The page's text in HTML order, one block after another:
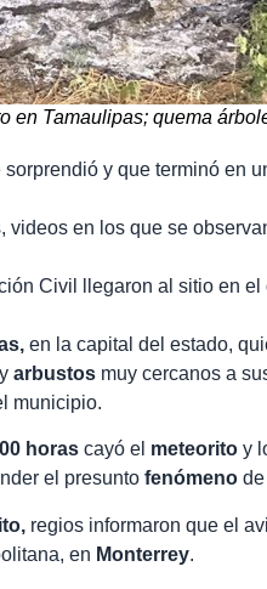
en Tamaulipas; quema
y que terminó en
en los que se
Civil llegaron al sitio en
en la capital del estado,
arbustos muy cercanos a
municipio.
horas cayó el meteorito y
el presunto fenómeno
regios informaron que el
en Monterrey.